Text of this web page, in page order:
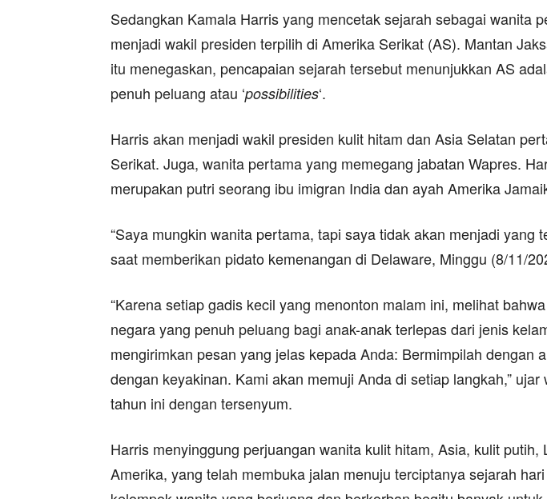
Sedangkan Kamala Harris yang mencetak sejarah sebagai wanita
menjadi wakil presiden terpilih di Amerika Serikat (AS). Mantan
itu menegaskan, pencapaian sejarah tersebut menunjukkan AS
penuh peluang atau ‘possibilities‘.
Harris akan menjadi wakil presiden kulit hitam dan Asia Selatan
Serikat. Juga, wanita pertama yang memegang jabatan Wapres.
merupakan putri seorang ibu imigran India dan ayah Amerika
“Saya mungkin wanita pertama, tapi saya tidak akan menjadi yang
saat memberikan pidato kemenangan di Delaware, Minggu (8/11/
“Karena setiap gadis kecil yang menonton malam ini, melihat
negara yang penuh peluang bagi anak-anak terlepas dari jenis
mengirimkan pesan yang jelas kepada Anda: Bermimpilah dengan
dengan keyakinan. Kami akan memuji Anda di setiap langkah,” ujar
tahun ini dengan tersenyum.
Harris menyinggung perjuangan wanita kulit hitam, Asia, kulit putih,
Amerika, yang telah membuka jalan menuju terciptanya sejarah